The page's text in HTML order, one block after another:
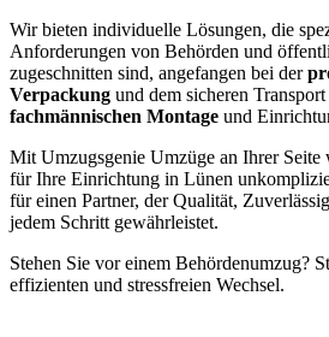
Wir bieten individuelle Lösungen, die
Anforderungen von Behörden und
zugeschnitten sind, angefangen bei der
Verpackung und dem sicheren
fachmännischen Montage und
Mit Umzugsgenie Umzüge an Ihrer Seite
für Ihre Einrichtung in Lünen
für einen Partner, der Qualität,
jedem Schritt gewährleistet.
Stehen Sie vor einem Behördenumzug?
effizienten und stressfreien Wechsel.